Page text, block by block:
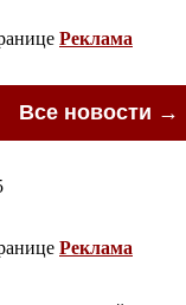
Реклама
Все новости →
Реклама